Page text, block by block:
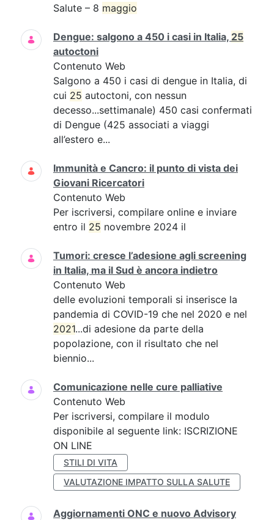
Salute – 8 maggio
Dengue: salgono a 450 i casi in Italia, 25
autoctoni
Contenuto Web
Salgono a 450 i casi di dengue in Italia, di
cui 25 autoctoni, con nessun
decesso...settimanale) 450 casi confermati
di Dengue (425 associati a viaggi
all’estero e...
Immunità e Cancro: il punto di vista dei
Giovani Ricercatori
Contenuto Web
Per iscriversi, compilare online e inviare
entro il 25 novembre 2024 il
Tumori: cresce l’adesione agli screening
in Italia, ma il Sud è ancora indietro
Contenuto Web
delle evoluzioni temporali si inserisce la
pandemia di COVID-19 che nel 2020 e nel
2021...di adesione da parte della
popolazione, con il risultato che nel
biennio...
Comunicazione nelle cure palliative
Contenuto Web
Per iscriversi, compilare il modulo
disponibile al seguente link: ISCRIZIONE
ON LINE
STILI DI VITA
VALUTAZIONE IMPATTO SULLA SALUTE
Aggiornamenti ONC e nuovo Advisory